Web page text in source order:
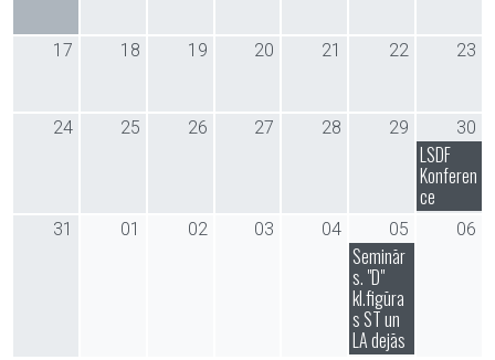
17 18 19 20 21 22 23
24 25 26 27 28 29 30
LSDF
Konferen
ce
31 01 02 03 04 05 06
Seminār
s. "D"
kl.figūra
s ST un
LA dejās